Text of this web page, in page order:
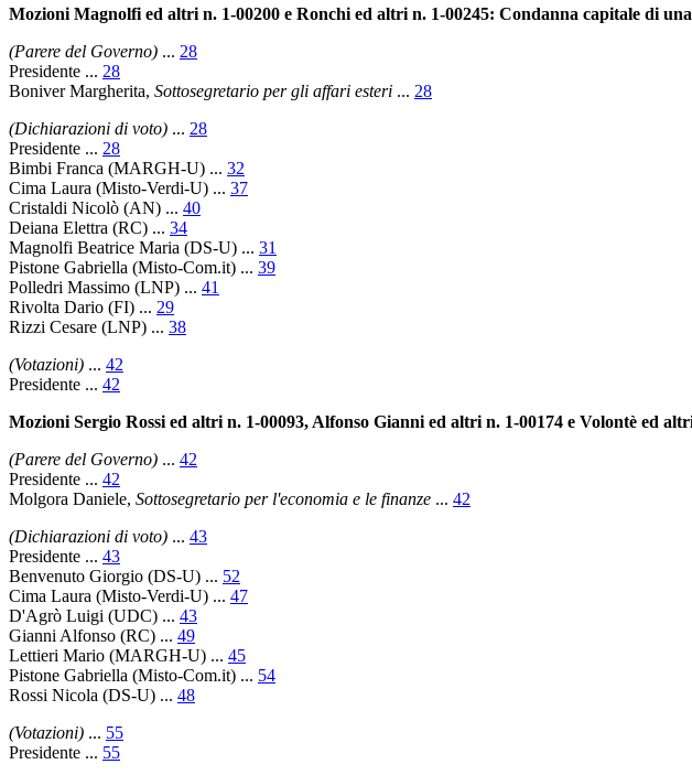
Mozioni Magnolfi ed altri n. 1-00200 e Ronchi ed altri n. 1-00245: Condanna capitale di
(Parere del Governo) ... 28
Presidente ... 28
Boniver Margherita, Sottosegretario per gli affari esteri ... 28
(Dichiarazioni di voto) ... 28
Presidente ... 28
Bimbi Franca (MARGH-U) ... 32
Cima Laura (Misto-Verdi-U) ... 37
Cristaldi Nicolò (AN) ... 40
Deiana Elettra (RC) ... 34
Magnolfi Beatrice Maria (DS-U) ... 31
Pistone Gabriella (Misto-Com.it) ... 39
Polledri Massimo (LNP) ... 41
Rivolta Dario (FI) ... 29
Rizzi Cesare (LNP) ... 38
(Votazioni) ... 42
Presidente ... 42
Mozioni Sergio Rossi ed altri n. 1-00093, Alfonso Gianni ed altri n. 1-00174 e Volontè ed
(Parere del Governo) ... 42
Presidente ... 42
Molgora Daniele, Sottosegretario per l'economia e le finanze ... 42
(Dichiarazioni di voto) ... 43
Presidente ... 43
Benvenuto Giorgio (DS-U) ... 52
Cima Laura (Misto-Verdi-U) ... 47
D'Agrò Luigi (UDC) ... 43
Gianni Alfonso (RC) ... 49
Lettieri Mario (MARGH-U) ... 45
Pistone Gabriella (Misto-Com.it) ... 54
Rossi Nicola (DS-U) ... 48
(Votazioni) ... 55
Presidente ... 55